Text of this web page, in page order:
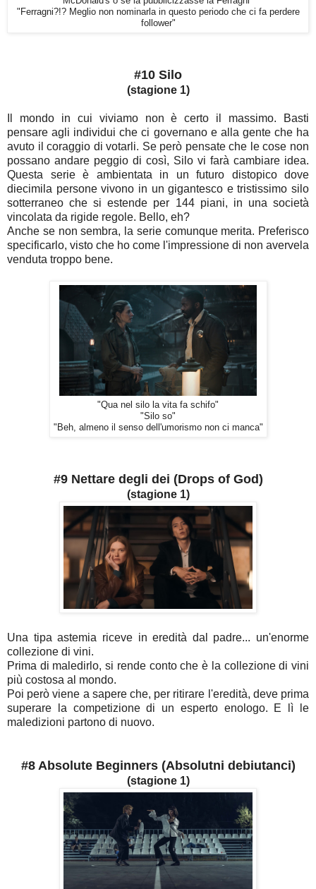
"Ferragni?!? Meglio non nominarla in questo periodo che ci fa perdere
follower"
#10 Silo
(stagione 1)
Il mondo in cui viviamo non è certo il massimo. Basti
pensare agli individui che ci governano e alla gente che ha
avuto il coraggio di votarli. Se però pensate che le cose non
possano andare peggio di così, Silo vi farà cambiare idea.
Questa serie è ambientata in un futuro distopico dove
diecimila persone vivono in un gigantesco e tristissimo silo
sotterraneo che si estende per 144 piani, in una società
vincolata da rigide regole. Bello, eh?
Anche se non sembra, la serie comunque merita. Preferisco
specificarlo, visto che ho come l'impressione di non avervela
venduta troppo bene.
"Qua nel silo la vita fa schifo"
"Silo so"
"Beh, almeno il senso dell'umorismo non ci manca"
#9 Nettare degli dei (Drops of God)
(stagione 1)
Una tipa astemia riceve in eredità dal padre... un'enorme
collezione di vini.
Prima di maledirlo, si rende conto che è la collezione di vini
più costosa al mondo.
Poi però viene a sapere che, per ritirare l'eredità, deve prima
superare la competizione di un esperto enologo. E lì le
maledizioni partono di nuovo.
#8 Absolute Beginners (Absolutni debiutanci)
(stagione 1)